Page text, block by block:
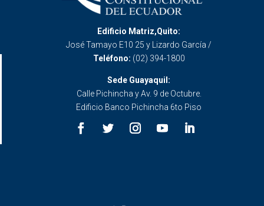
Edificio Matriz,Quito:
José Tamayo E10 25 y Lizardo García /
Teléfono: (02) 394-1800
Sede Guayaquil:
Calle Pichincha y Av. 9 de Octubre.
Edificio Banco Pichincha 6to Piso